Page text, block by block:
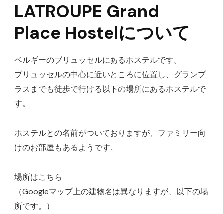
LATROUPE Grand
Place Hostelについて
ベルギーのブリュッセルにあるホステルです。
ブリュッセルの中心に近いところに位置し、グランプ
ラスまでも徒歩で行ける以下の場所にあるホステルで
す。
ホステルとの名前がついておりますが、ファミリー向
けのお部屋もあるようです。
場所はこちら
（Googleマップ上の建物名は異なりますが、以下の場
所です。）